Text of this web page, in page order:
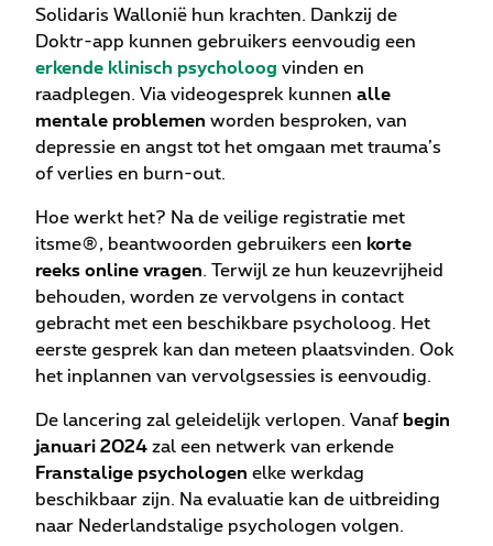
Solidaris Wallonië hun krachten. Dankzij de
Doktr-app kunnen gebruikers eenvoudig een
erkende klinisch psycholoog vinden en
raadplegen. Via videogesprek kunnen alle
mentale problemen worden besproken, van
depressie en angst tot het omgaan met trauma’s
of verlies en burn-out.
Hoe werkt het? Na de veilige registratie met
itsme®, beantwoorden gebruikers een korte
reeks online vragen. Terwijl ze hun keuzevrijheid
behouden, worden ze vervolgens in contact
gebracht met een beschikbare psycholoog. Het
eerste gesprek kan dan meteen plaatsvinden. Ook
het inplannen van vervolgsessies is eenvoudig.
De lancering zal geleidelijk verlopen. Vanaf begin
januari 2024 zal een netwerk van erkende
Franstalige psychologen elke werkdag
beschikbaar zijn. Na evaluatie kan de uitbreiding
naar Nederlandstalige psychologen volgen.